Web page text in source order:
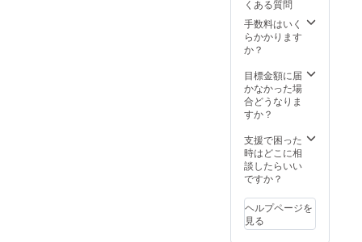
は、不在票
をご確認の
うえ、必ず
再配達をご
依頼くださ
い。
いただけず
弊社倉庫に
返送された
場合、再送
手数料およ
び送料（合
する為
に工数
削減を
してお
連絡は
致しま
せん。
メッ
をご覧
くださ
い。
くある質問
手数料はいく
らかかります
か？
目標金額に届
かなかった場
合どうなりま
すか？
支援で困った
時はどこに相
談したらいい
ですか？
ヘルプページを
見る